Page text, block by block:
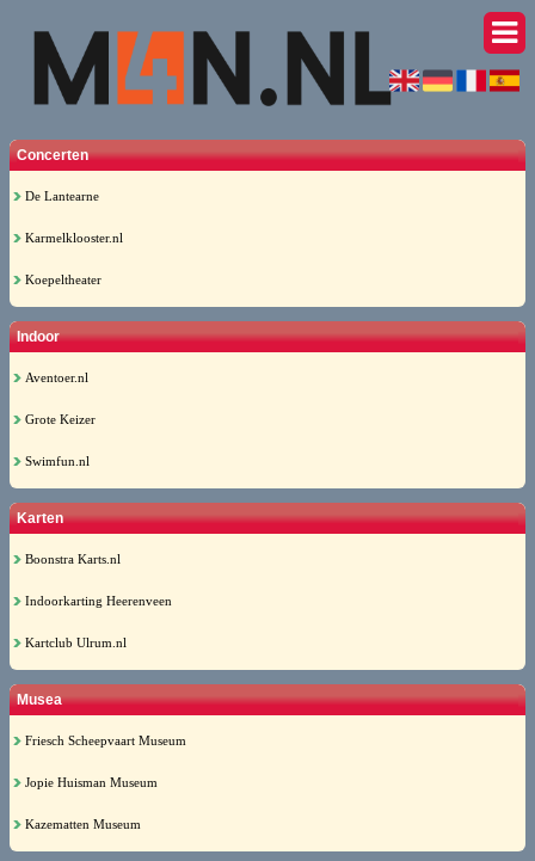
Concerten
De Lantearne
Karmelklooster.nl
Koepeltheater
Indoor
Aventoer.nl
Grote Keizer
Swimfun.nl
Karten
Boonstra Karts.nl
Indoorkarting Heerenveen
Kartclub Ulrum.nl
Musea
Friesch Scheepvaart Museum
Jopie Huisman Museum
Kazematten Museum